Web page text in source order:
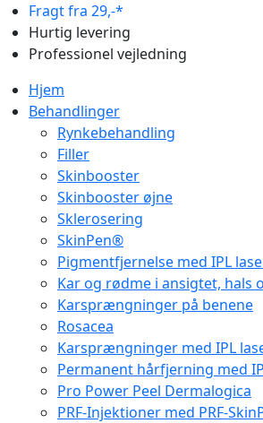
Fragt fra 29,-*
Hurtig levering
Professionel vejledning
Hjem
Behandlinger
Rynkebehandling
Filler
Skinbooster
Skinbooster øjne
Sklerosering
SkinPen®
Pigmentfjernelse med IPL
Kar og rødme i ansigtet, hals
Karsprængninger på benene
Rosacea
Karsprængninger med IPL
Permanent hårfjerning med
Pro Power Peel Dermalogica
PRF-Injektioner med PRF-